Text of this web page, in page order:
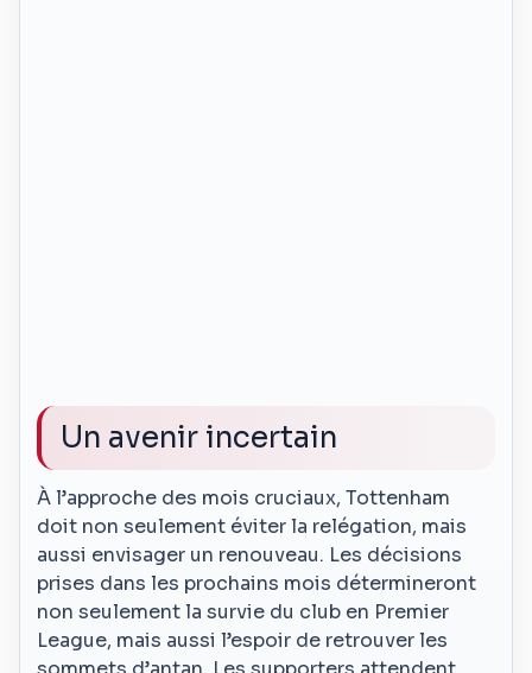
Un avenir incertain
À l’approche des mois cruciaux, Tottenham
doit non seulement éviter la relégation, mais
aussi envisager un renouveau. Les décisions
prises dans les prochains mois détermineront
non seulement la survie du club en Premier
League, mais aussi l’espoir de retrouver les